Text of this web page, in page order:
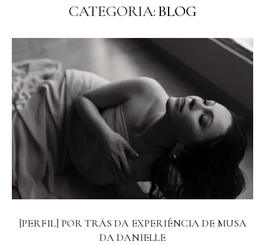
CATEGORIA:BLOG
[PERFIL] POR TRÁS DA EXPERIÊNCIA DE MUSA
DA DANIELLE